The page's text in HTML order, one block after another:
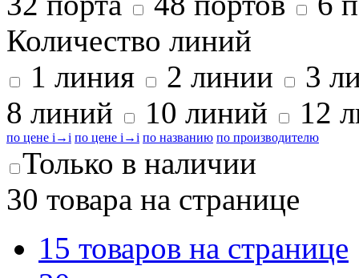
Количество линий
1 линия
2 линии
3
8 линий
10 линий 12
по цене i →i по цене i →i по названию по производителю
Только в наличии
30 товара на странице
15 товаров на странице